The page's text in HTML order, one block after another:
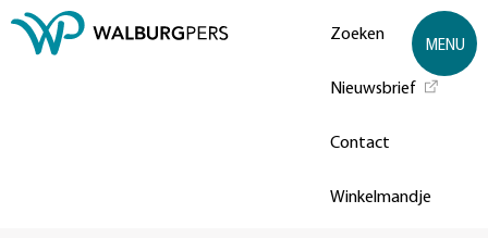
Zoeken
Nieuwsbrief
Contact
Winkelmandje
MENU